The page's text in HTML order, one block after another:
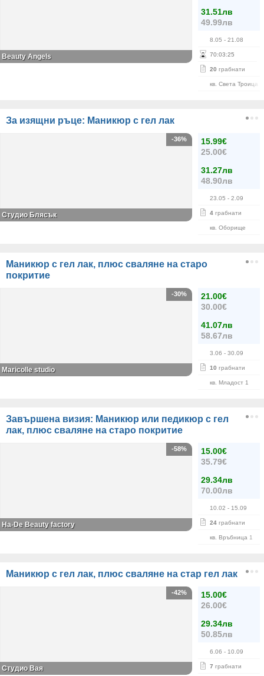
31.51лв
49.99лв
8.05 - 21.08
70:03:24
20 грабнати
кв. Света Троица
Beauty Angels
За изящни ръце: Маникюр с гел лак
15.99€
25.00€
31.27лв
48.90лв
23.05 - 2.09
4 грабнати
кв. Оборище
-36%
Студио Блясък
Маникюр с гел лак, плюс сваляне на старо
покритие
21.00€
30.00€
41.07лв
58.67лв
3.06 - 30.09
10 грабнати
кв. Младост 1
-30%
Maricolle studio
Завършена визия: Маникюр или педикюр с гел
лак, плюс сваляне на старо покритие
15.00€
35.79€
29.34лв
70.00лв
10.02 - 15.09
24 грабнати
кв. Връбница 1
-58%
На-De Beauty factory
Маникюр с гел лак, плюс сваляне на стар гел лак
15.00€
26.00€
29.34лв
50.85лв
6.06 - 10.09
7 грабнати
-42%
Студио Вая